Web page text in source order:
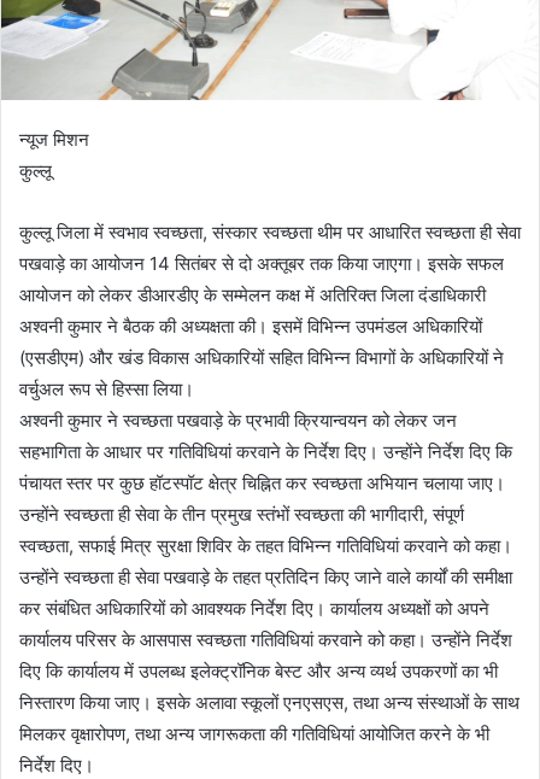
न्यूज मिशन
कुल्लू
कुल्लू जिला में स्वभाव स्वच्छता, संस्कार स्वच्छता थीम पर आधारित स्वच्छता ही सेवा
पखवाड़े का आयोजन 14 सितंबर से दो अक्तूबर तक किया जाएगा। इसके सफल
आयोजन को लेकर डीआरडीए के सम्मेलन कक्ष में अतिरिक्त जिला दंडाधिकारी
अश्वनी कुमार ने बैठक की अध्यक्षता की। इसमें विभिन्न उपमंडल अधिकारियों
(एसडीएम) और खंड विकास अधिकारियों सहित विभिन्न विभागों के अधिकारियों ने
वर्चुअल रूप से हिस्सा लिया।
अश्वनी कुमार ने स्वच्छता पखवाड़े के प्रभावी क्रियान्वयन को लेकर जन
सहभागिता के आधार पर गतिविधियां करवाने के निर्देश दिए। उन्होंने निर्देश दिए कि
पंचायत स्तर पर कुछ हॉटस्पॉट क्षेत्र चिह्नित कर स्वच्छता अभियान चलाया जाए।
उन्होंने स्वच्छता ही सेवा के तीन प्रमुख स्तंभों स्वच्छता की भागीदारी, संपूर्ण
स्वच्छता, सफाई मित्र सुरक्षा शिविर के तहत विभिन्न गतिविधियां करवाने को कहा।
उन्होंने स्वच्छता ही सेवा पखवाड़े के तहत प्रतिदिन किए जाने वाले कार्यों की समीक्षा
कर संबंधित अधिकारियों को आवश्यक निर्देश दिए। कार्यालय अध्यक्षों को अपने
कार्यालय परिसर के आसपास स्वच्छता गतिविधियां करवाने को कहा। उन्होंने निर्देश
दिए कि कार्यालय में उपलब्ध इलेक्ट्रॉनिक बेस्ट और अन्य व्यर्थ उपकरणों का भी
निस्तारण किया जाए। इसके अलावा स्कूलों एनएसएस, तथा अन्य संस्थाओं के साथ
मिलकर वृक्षारोपण, तथा अन्य जागरूकता की गतिविधियां आयोजित करने के भी
निर्देश दिए।